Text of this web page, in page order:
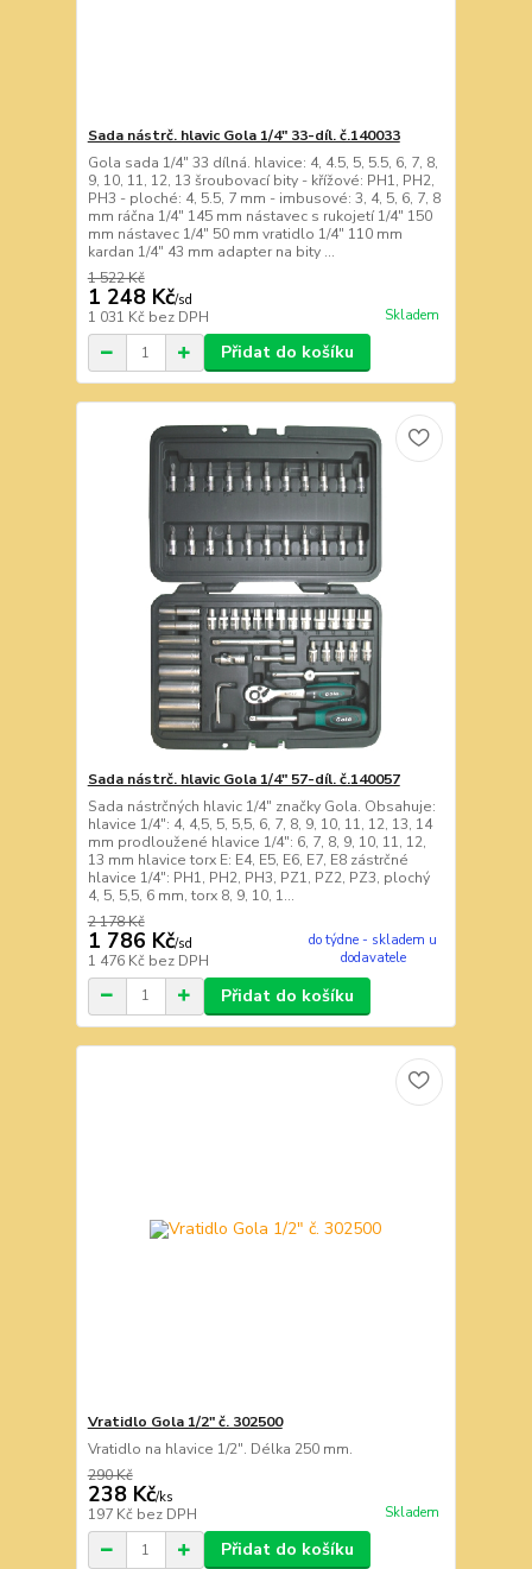
Sada nástrč. hlavic Gola 1/4" 33-díl. č.140033
Gola sada 1/4" 33 dílná. hlavice: 4, 4.5, 5, 5.5, 6, 7, 8,
9, 10, 11, 12, 13 šroubovací bity - křížové: PH1, PH2,
PH3 - ploché: 4, 5.5, 7 mm - imbusové: 3, 4, 5, 6, 7, 8
mm ráčna 1/4" 145 mm nástavec s rukojetí 1/4" 150
mm nástavec 1/4" 50 mm vratidlo 1/4" 110 mm
kardan 1/4" 43 mm adapter na bity ...
1 522 Kč
1 248 Kč/sd
1 031 Kč bez DPH Skladem
Přidat do košíku
Sada nástrč. hlavic Gola 1/4" 57-díl. č.140057
Sada nástrčných hlavic 1/4" značky Gola. Obsahuje:
hlavice 1/4": 4, 4,5, 5, 5,5, 6, 7, 8, 9, 10, 11, 12, 13, 14
mm prodloužené hlavice 1/4": 6, 7, 8, 9, 10, 11, 12,
13 mm hlavice torx E: E4, E5, E6, E7, E8 zástrčné
hlavice 1/4": PH1, PH2, PH3, PZ1, PZ2, PZ3, plochý
4, 5, 5,5, 6 mm, torx 8, 9, 10, 1...
2 178 Kč
1 786 Kč/sd
1 476 Kč bez DPH
do týdne - skladem u
dodavatele
Přidat do košíku
Vratidlo Gola 1/2" č. 302500
Vratidlo na hlavice 1/2". Délka 250 mm.
290 Kč
238 Kč/ks
197 Kč bez DPH Skladem
Přidat do košíku